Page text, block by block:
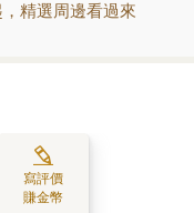
精選周邊看過來
寫評價
賺金幣